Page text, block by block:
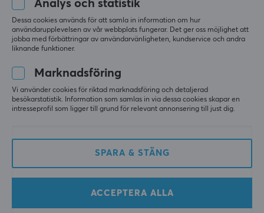
för 3 mån. sen
1 like
Mykyta M
Verifierad köpare
PC
Visa original
Unusual Way Sports Magic Ice Skates - Ninjutso Sora v2
förra v.
Analys och statistik
Dessa cookies används för att samla in information om hur
användarupplevelsen av vår webbplats fungerar. Det ger oss möjlighet att
jobba med förbättringar av användarvänligheten, kundservice och andra
liknande funktioner.
Marknadsföring
Vi använder cookies för riktad marknadsföring och detaljerad
besökarstatistik. Information som samlas in via dessa cookies skapar en
intresseprofil som ligger till grund för relevant annonsering till just dig.
SPARA & STÄNG
ACCEPTERA ALLA